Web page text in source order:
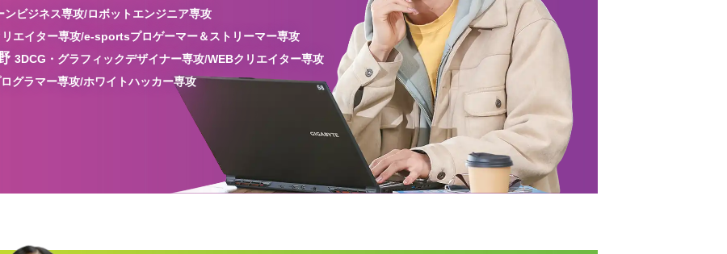
ンビジネス専攻/ロボットエンジニア専攻
エイター専攻/e-sportsプロゲーマー＆ストリーマー専攻
3DCG・グラフィックデザイナー専攻/WEBクリエイター専攻
グラマー専攻/ホワイトハッカー専攻
オススメのコンテンツ
募集要項・入試情報 学費について
人・フリーターの方にオススメの コンテンツ
学科一覧を見る 学費について
高校1・2年生にオススメの コンテンツ
学科一覧を見る 学費について
新キャンパス完成！
大学？專門？
保護者の方にオススメの コンテンツ
学科一覧を見る 学費について